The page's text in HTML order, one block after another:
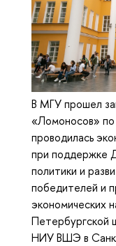
В МГУ прошел
«Ломоносов»
проводилась
при поддержке
политики и
победителей и
Петербургской
НИУ ВШЭ в